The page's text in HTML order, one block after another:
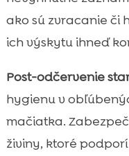
ako sú zvracanie či
ich výskytu ihneď
Post-odčervenie
hygienu v
mačiatka.
živiny, ktoré